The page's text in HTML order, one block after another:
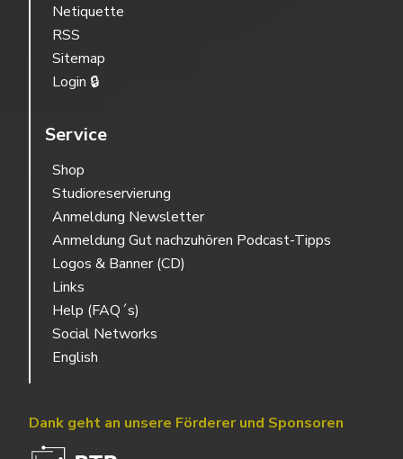
Netiquette
RSS
Sitemap
Login 🔒
Service
Shop
Studioreservierung
Anmeldung Newsletter
Anmeldung Gut nachzuhören Podcast-Tipps
Logos & Banner (CD)
Links
Help (FAQ´s)
Social Networks
English
Dank geht an unsere Förderer und Sponsoren